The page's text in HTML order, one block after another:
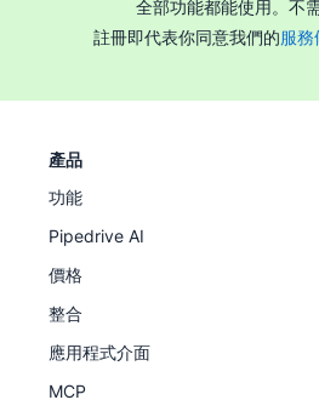
全部功能都能使用。不
註冊即代表你同意我們的服務
產品
功能
Pipedrive AI
價格
整合
應用程式介面
MCP